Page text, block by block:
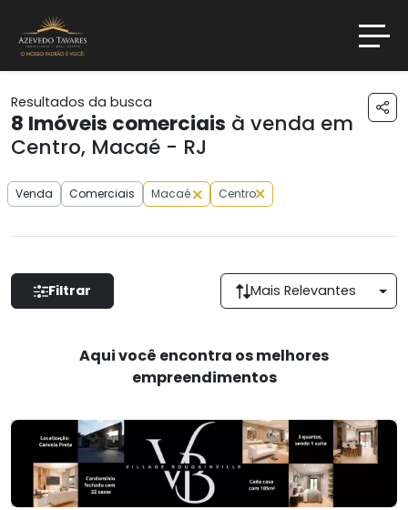
Resultados da busca
8 Imóveis comerciais à venda em
Centro, Macaé - RJ
Venda Comerciais Macaé Centro
Filtrar Mais Relevantes
Aqui você encontra os melhores
empreendimentos